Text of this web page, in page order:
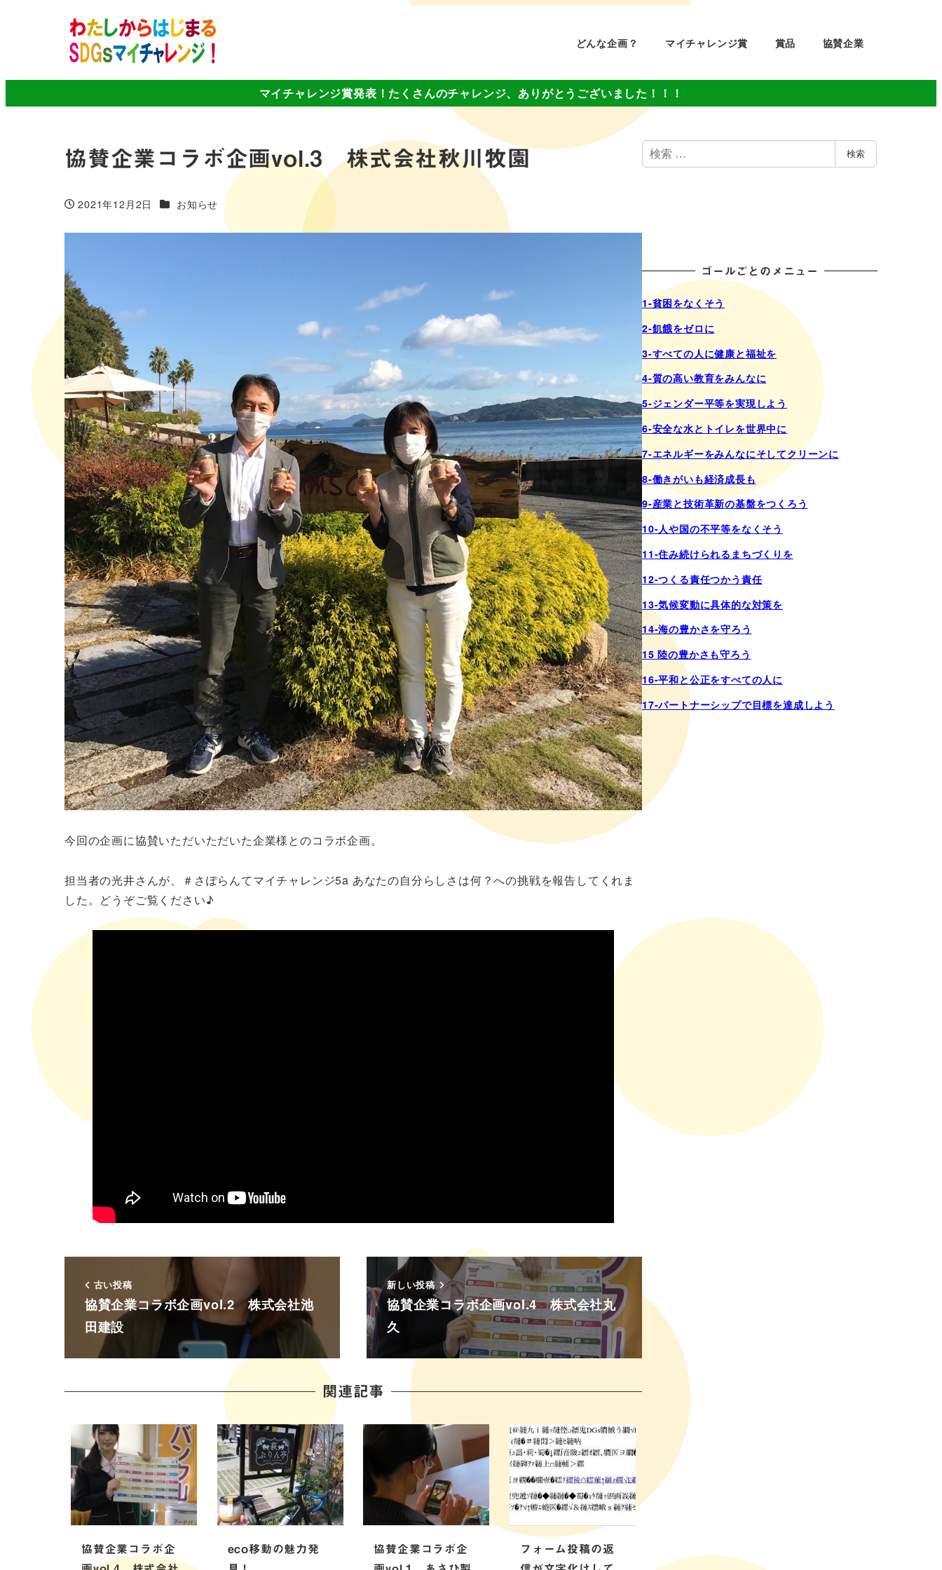
どんな企画？ マイチャレンジ賞 賞品 協賛企業
マイチャレンジ賞発表！たくさんのチャレンジ、ありがとうございました！！！
協賛企業コラボ企画vol.3 株式会社秋川牧園
投稿日
2021年12月2日 カテゴリー
お知らせ
今回の企画に協賛いただいただいた企業様とのコラボ企画。
担当者の光井さんが、＃さぽらんてマイチャレンジ5a あなたの自分らしさは何？への挑戦を報告してくれま
した。どうぞご覧ください♪
古い投稿
協賛企業コラボ企画vol.2 株式会社池
田建設
新しい投稿
協賛企業コラボ企画vol.4 株式会社丸
久
関連記事
協賛企業コラボ企
eco移動の魅力発
協賛企業コラボ企
フォーム投稿の返
検
索
検索
ゴールごとのメニュー
1-貧困をなくそう
2-飢餓をゼロに
3-すべての人に健康と福祉を
4-質の高い教育をみんなに
5-ジェンダー平等を実現しよう
6-安全な水とトイレを世界中に
7-エネルギーをみんなにそしてクリーンに
8-働きがいも経済成長も
9-産業と技術革新の基盤をつくろう
10-人や国の不平等をなくそう
11-住み続けられるまちづくりを
12-つくる責任つかう責任
13-気候変動に具体的な対策を
14-海の豊かさを守ろう
15 陸の豊かさも守ろう
16-平和と公正をすべての人に
17-パートナーシップで目標を達成しよう